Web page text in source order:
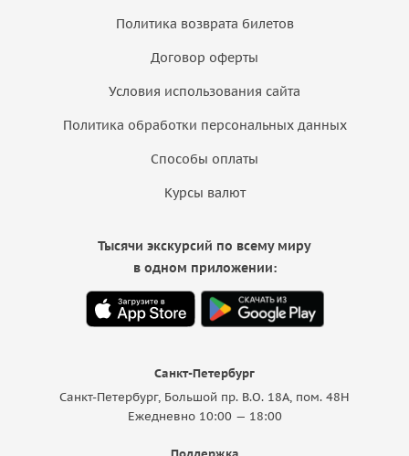
Политика возврата билетов
Договор оферты
Условия использования сайта
Политика обработки персональных данных
Способы оплаты
Курсы валют
Санкт-Петербург
Санкт-Петербург, Большой пр. В.О. 18A, пом. 48Н
Ежедневно 10:00 — 18:00
Тысячи экскурсий по всему миру
в одном приложении: